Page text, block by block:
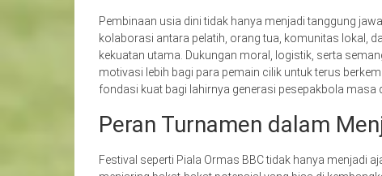
Pembinaan usia dini tidak hanya menjadi tanggung
kolaborasi antara pelatih, orang tua, komunitas lokal,
kekuatan utama. Dukungan moral, logistik, serta
motivasi lebih bagi para pemain cilik untuk terus
fondasi kuat bagi lahirnya generasi pesepakbola masa
Peran Turnamen dalam
Festival seperti Piala Ormas BBC tidak hanya menjadi